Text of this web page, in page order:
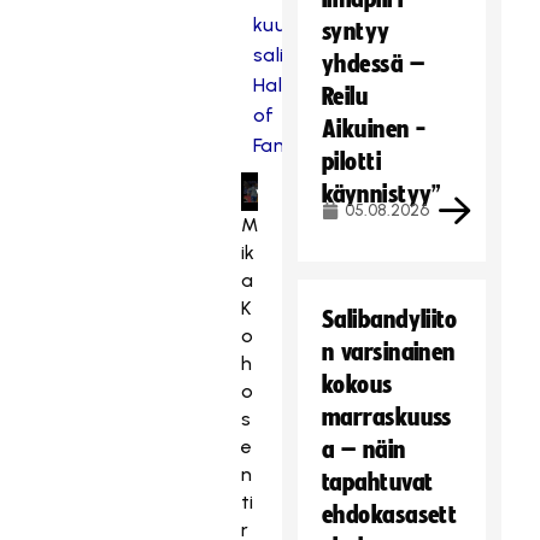
kuudentena
salibandyn
Hall
of
Fameen
o
s
k
a
s
v
a
M
ik
a
K
o
h
o
s
e
n
ti
r
syntyy
yhdessä –
Reilu
Aikuinen -
pilotti
käynnistyy”
05.08.2026
Salibandyliito
n varsinainen
kokous
marraskuuss
a – näin
tapahtuvat
ehdokasasett